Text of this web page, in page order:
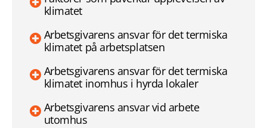
klimatet
Arbetsgivarens ansvar för det termiska
klimatet på arbetsplatsen
Arbetsgivarens ansvar för det termiska
klimatet inomhus i hyrda lokaler
Arbetsgivarens ansvar vid arbete
utomhus